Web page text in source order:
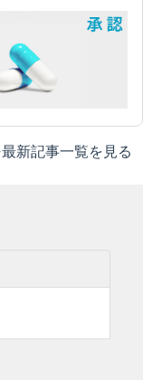
最新記事一覧を見る